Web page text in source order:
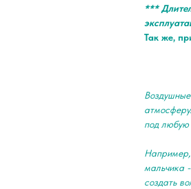
***
Так же,
под любую
Например,
мальчика
создать